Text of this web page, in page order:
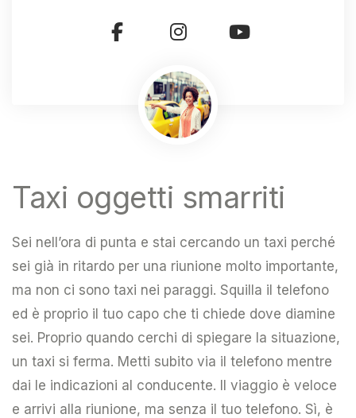
Taxi oggetti smarriti
Sei nell’ora di punta e stai cercando un taxi perché
sei già in ritardo per una riunione molto importante,
ma non ci sono taxi nei paraggi. Squilla il telefono
ed è proprio il tuo capo che ti chiede dove diamine
sei. Proprio quando cerchi di spiegare la situazione,
un taxi si ferma. Metti subito via il telefono mentre
dai le indicazioni al conducente. Il viaggio è veloce
e arrivi alla riunione, ma senza il tuo telefono. Sì, è